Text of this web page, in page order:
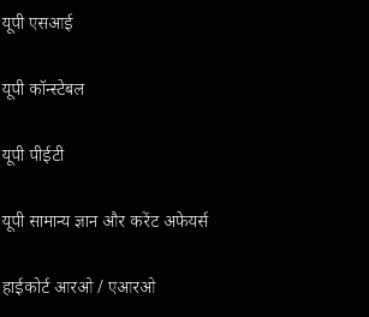
यूपी एसआई
यूपी कॉन्स्टेबल
यूपी पीईटी
यूपी सामान्य ज्ञान और करेंट अफेयर्स
हाईकोर्ट आरओ / एआरओ